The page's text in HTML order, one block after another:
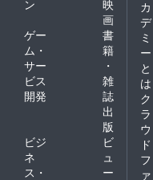
ン
映
画
ゲー
ム・
サー
ビス
開発
書
籍
・
雑
誌
出
版
ビジ
ネ
ス・
ビ
ュ
ー
カ
デ
ミ
ー
と
は
ク
ラ
ウ
ド
フ
ァ